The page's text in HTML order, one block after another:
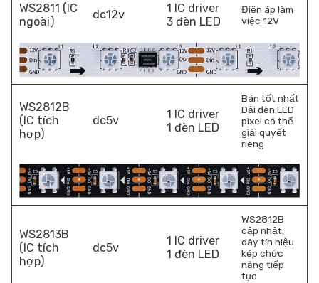
WS2811 (IC
ngoài)
dc12v
1 IC driver
3 đèn LED
Điện áp làm
việc 12V
WS2812B
(IC tích
hợp)
dc5v
1 IC driver
1 đèn LED
Bán tốt nhất
Dải đèn LED
pixel có thể
giải quyết
riêng
WS2813B
(IC tích
hợp)
dc5v
1 IC driver
1 đèn LED
WS2812B
cập nhật,
dây tín hiệu
kép chức
năng tiếp
tục